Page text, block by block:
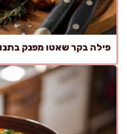
פילה בקר שאטו מפנק